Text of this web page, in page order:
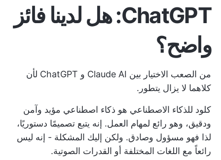
ChatGPT: هل لدينا فائز
واضح؟
من الصعب الاختيار بين Claude AI و ChatGPT لأن
كلاهما لا يزال يتطور.
كلود للذكاء الاصطناعي هو ذكاء اصطناعي مؤيد وآمن
ودقيق، وهو رائع لمهام العمل. إنه يتبع تصميمًا دستوريًا،
لذا فهو مسؤول وصادق. ولكن إليك المشكلة - إنه ليس
رائعاً مع اللغات المختلفة أو القدرات الصوتية.